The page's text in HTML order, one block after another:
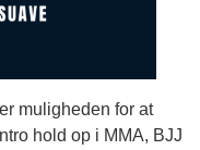
muligheden for at
hold op i MMA, BJJ